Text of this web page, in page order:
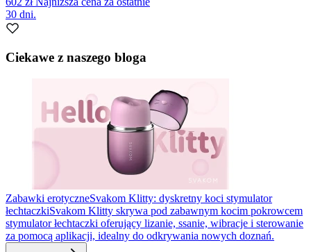
30 dni.
Ciekawe z naszego bloga
Zabawki erotyczneSvakom Klitty: dyskretny koci stymulator
łechtaczkiSvakom Klitty skrywa pod zabawnym kocim pokrowcem
stymulator łechtaczki oferujący lizanie, ssanie, wibracje i sterowanie
za pomocą aplikacji, idealny do odkrywania nowych doznań.